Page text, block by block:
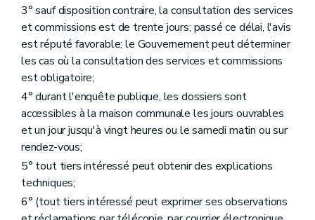
Art. 125
Art. 126
Section 8 ( Des permis délivrés par le Gouvernement ou le fonctionnaire délégué, de leur introduction et de leur instruction
Art. 127
Section 9 (Des charges d'urbanisme – Décret du 30 avril 2009, art. 79)
Art. 128
Section 10 Des voiries communales – Décret du 30 avril 2009, art. 80)
Art. 129
Art. 129bis
Art. 129ter
Art. 129
Section 11 Des permis en relation avec d'autres polices administratives
Art. 131
Art. 132
Art. 132bis
3° sauf disposition contraire, la consultation des services
et commissions est de trente jours; passé ce délai, l'avis
est réputé favorable; le Gouvernement peut déterminer
les cas où la consultation des services et commissions
est obligatoire;
4° durant l'enquête publique, les dossiers sont
accessibles à la maison communale les jours ouvrables
et un jour jusqu'à vingt heures ou le samedi matin ou sur
rendez-vous;
5° tout tiers intéressé peut obtenir des explications
techniques;
6° (tout tiers intéressé peut exprimer ses observations